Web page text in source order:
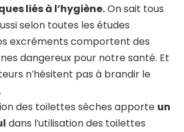
liés à l’hygiène.On sait tous
selon toutes les études
excréments comportent des
dangereux pour notre santé. Et
n’hésitent pas à brandir le
des toilettes sèches apporte un
dans l’utilisation des toilettes